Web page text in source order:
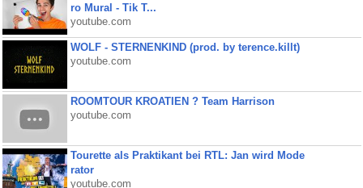
ro Mural - Tik T...
youtube.com
WOLF - STERNENKIND (prod. by terence.killt)
youtube.com
ROOMTOUR KROATIEN ? Team Harrison
youtube.com
Tourette als Praktikant bei RTL: Jan wird Mode
rator
youtube.com